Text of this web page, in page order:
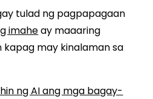
tulad ng pagpapagaan
imaheay maaaring
may kinalaman sa
ng AI ang mga bagay-